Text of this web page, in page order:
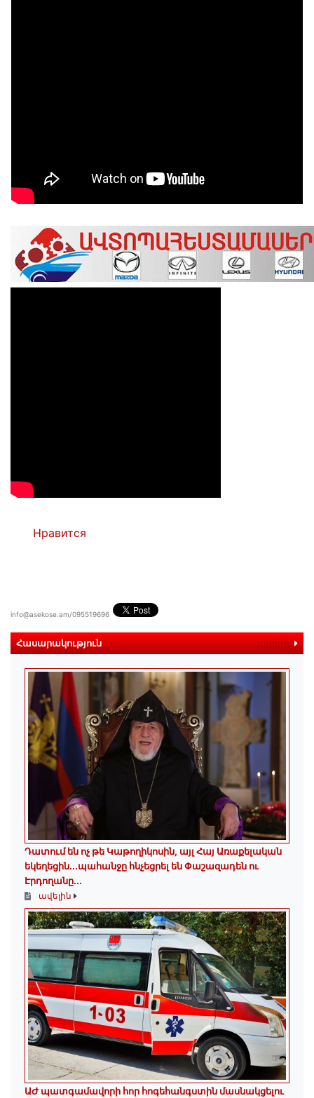
Нравится
info@asekose.am/095519696
Հասարակություն ավելին
Դատում են ոչ թե Կաթողիկոսին, այլ Հայ Առաքելական
եկեղեցին․․․պահանջը հնչեցրել են Փաշազադեն ու
Էրդողանը․․․
ավելին
ԱԺ պատգամավորի հոր հոգեհանգստին մասնակցելու